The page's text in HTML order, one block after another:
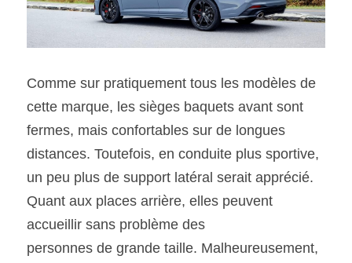
Comme sur pratiquement tous les modèles de
cette marque, les sièges baquets avant sont
fermes, mais confortables sur de longues
distances. Toutefois, en conduite plus sportive,
un peu plus de support latéral serait apprécié.
Quant aux places arrière, elles peuvent
accueillir sans problème des
personnes de grande taille. Malheureusement,